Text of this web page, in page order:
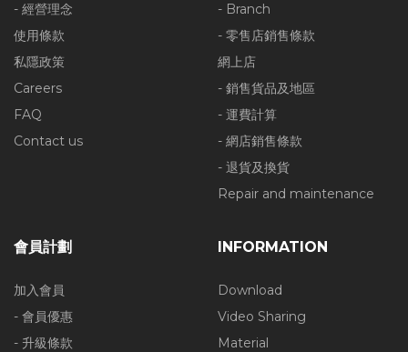
- 經營理念
使用條款
私隱政策
Careers
FAQ
Contact us
- Branch
- 零售店銷售條款
網上店
- 銷售貨品及地區
- 運費計算
- 網店銷售條款
- 退貨及換貨
Repair and maintenance
會員計劃
加入會員
- 會員優惠
- 升級條款
INFORMATION
Download
Video Sharing
Material